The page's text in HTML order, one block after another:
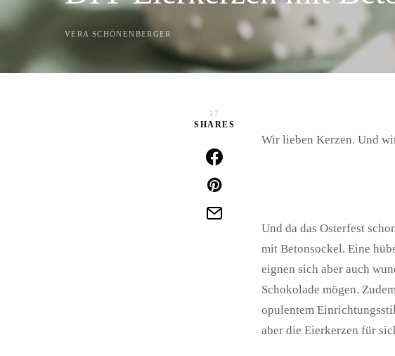
VERA SCHÖNENBERGER
17
SHARES
Wir lieben Kerzen. Und
Und da das Osterfest
mit Betonsockel. Eine
eignen sich aber auch
Schokolade mögen.
opulentem
aber die Eierkerzen für